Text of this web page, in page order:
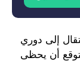
إلى دوري
أن يحظى